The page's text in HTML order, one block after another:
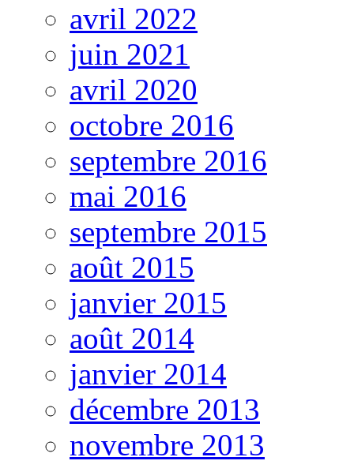
avril 2022
juin 2021
avril 2020
octobre 2016
septembre 2016
mai 2016
septembre 2015
août 2015
janvier 2015
août 2014
janvier 2014
décembre 2013
novembre 2013